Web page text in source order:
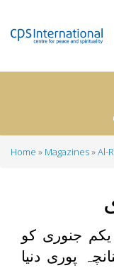
Home Magazines Al-
جنوری کو
پوری دنیا